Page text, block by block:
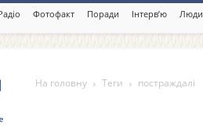
Фотофакт Поради Інтерв’ю Люди
На головну Теги постраждалі